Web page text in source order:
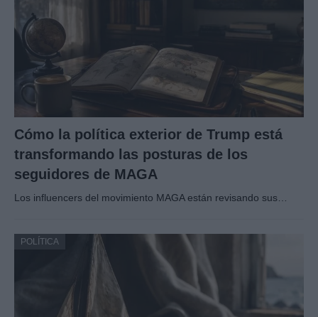
Cómo la política exterior de Trump está
transformando las posturas de los
seguidores de MAGA
Los influencers del movimiento MAGA están revisando sus…
POLÍTICA